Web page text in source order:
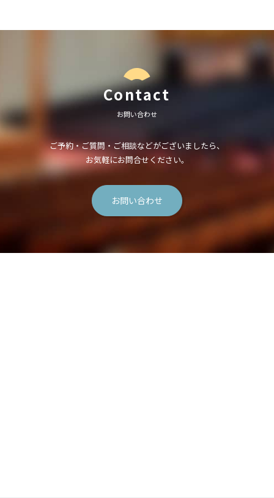
Contact
お問い合わせ
ご予約・ご質問・ご相談などがございましたら、
お気軽にお問合せください。
お問い合わせ